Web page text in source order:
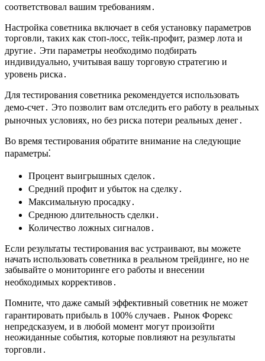
соответствовал вашим требованиям․
Настройка советника включает в себя установку параметров
торговли, таких как стоп-лосс, тейк-профит, размер лота и
другие․ Эти параметры необходимо подбирать
индивидуально, учитывая вашу торговую стратегию и
уровень риска․
Для тестирования советника рекомендуется использовать
демо-счет․ Это позволит вам отследить его работу в реальных
рыночных условиях, но без риска потери реальных денег․
Во время тестирования обратите внимание на следующие
параметры⁚
Процент выигрышных сделок․
Средний профит и убыток на сделку․
Максимальную просадку․
Среднюю длительность сделки․
Количество ложных сигналов․
Если результаты тестирования вас устраивают, вы можете
начать использовать советника в реальном трейдинге, но не
забывайте о мониторинге его работы и внесении
необходимых коррективов․
Помните, что даже самый эффективный советник не может
гарантировать прибыль в 100% случаев․ Рынок Форекс
непредсказуем, и в любой момент могут произойти
неожиданные события, которые повлияют на результаты
торговли․